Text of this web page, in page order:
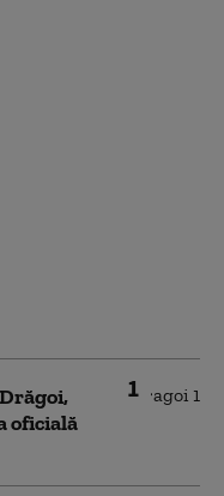
1
oficială